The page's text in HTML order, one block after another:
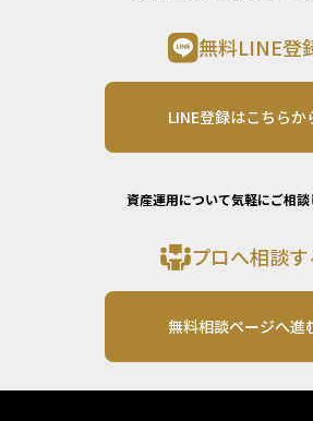
無料LINE登
LINE登録はこちらか
資産運用について気軽にご相
プロへ相談す
無料相談ページへ進